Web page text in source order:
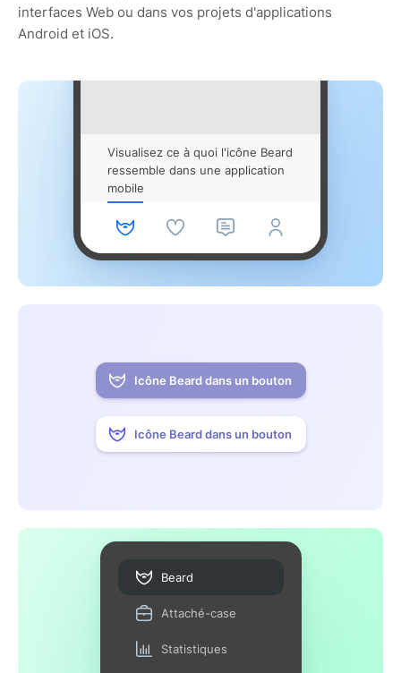
interfaces Web ou dans vos projets d'applications
Android et iOS.
Visualisez ce à quoi l'icône Beard
ressemble dans une application
mobile
Icône Beard dans un bouton
Icône Beard dans un bouton
Beard
Attaché-case
Statistiques